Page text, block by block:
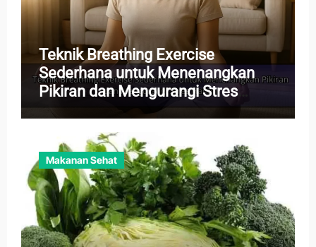
Teknik Breathing Exercise
Sederhana untuk Menenangkan
Pikiran dan Mengurangi Stres
Harian
Makanan Sehat